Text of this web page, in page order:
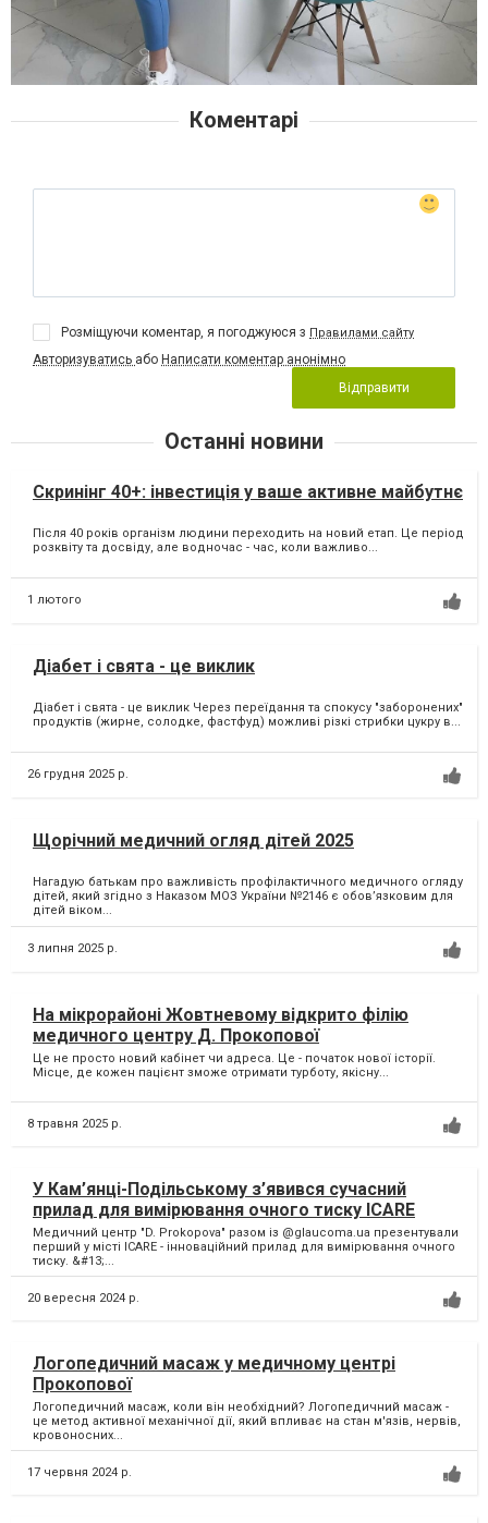
Коментарі
Розміщуючи коментар, я погоджуюся з Правилами сайту
Авторизуватись або Написати коментар анонімно
Відправити
Останні новини
Скринінг 40+: інвестиція у ваше активне майбутнє
Після 40 років організм людини переходить на новий етап. Це період
розквіту та досвіду, але водночас - час, коли важливо...
1 лютого
Діабет і свята - це виклик
Діабет і свята - це виклик Через переїдання та спокусу "заборонених"
продуктів (жирне, солодке, фастфуд) можливі різкі стрибки цукру в...
26 грудня 2025 р.
Щорічний медичний огляд дітей 2025
Нагадую батькам про важливість профілактичного медичного огляду
дітей, який згідно з Наказом МОЗ України №2146 є обов’язковим для
дітей віком...
3 липня 2025 р.
На мікрорайоні Жовтневому відкрито філію
медичного центру Д. Прокопової
Це не просто новий кабінет чи адреса. Це - початок нової історії.
Місце, де кожен пацієнт зможе отримати турботу, якісну...
8 травня 2025 р.
У Кам’янці-Подільському з’явився сучасний
прилад для вимірювання очного тиску ICARE
Медичний центр "D. Prokopova" разом із @glaucoma.ua презентували
перший у місті ICARE - інноваційний прилад для вимірювання очного
тиску. &#13;...
20 вересня 2024 р.
Логопедичний масаж у медичному центрі
Прокопової
Логопедичний масаж, коли він необхідний? Логопедичний масаж -
це метод активної механічної дії, який впливає на стан м'язів, нервів,
кровоносних...
17 червня 2024 р.